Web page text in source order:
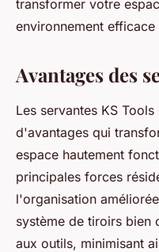
transformer votre
environnement efficace
Avantages des
Les servantes KS
d'avantages qui
espace hautement
principales forces
l'organisation
système de tiroirs bien
aux outils, minimisant